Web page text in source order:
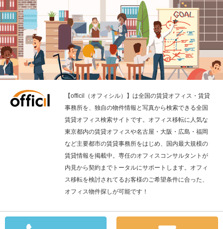
【officil（オフィシル）】は全国の賃貸オフィス・賃貸
事務所を、独自の物件情報と写真から検索できる全国
賃貸オフィス検索サイトです。オフィス移転に人気な
東京都内の賃貸オフィスや名古屋・大阪・広島・福岡
など主要都市の賃貸事務所をはじめ、国内最大規模の
賃貸情報を掲載中。専任のオフィスコンサルタントが
内見から契約までトータルにサポートします。オフィ
ス移転を検討されてるお客様のご希望条件に合った、
オフィス物件探しが可能です！